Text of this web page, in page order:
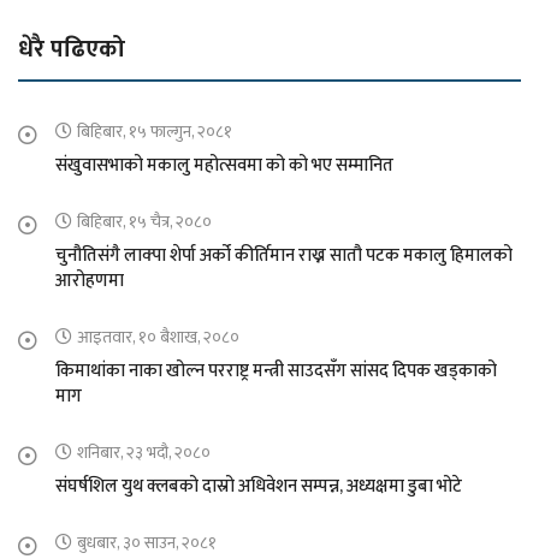
धेरै पढिएको
बिहिबार, १५ फाल्गुन, २०८१
संखुवासभाको मकालु महोत्सवमा को को भए सम्मानित
बिहिबार, १५ चैत्र, २०८०
चुनौतिसंगै लाक्पा शेर्पा अर्को कीर्तिमान राख्न सातौ पटक मकालु हिमालको
आरोहणमा
आइतवार, १० बैशाख, २०८०
किमाथांका नाका खोल्न परराष्ट्र मन्त्री साउदसँग सांसद दिपक खड्काको
माग
शनिबार, २३ भदौ, २०८०
संघर्षशिल युथ क्लबको दास्रो अधिवेशन सम्पन्न, अध्यक्षमा डुबा भोटे
बुधबार, ३० साउन, २०८१